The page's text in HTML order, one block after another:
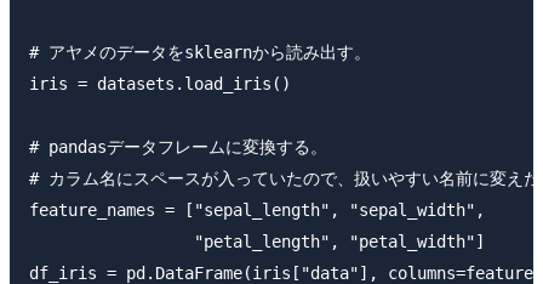
# アヤメのデータをsklearnから読み出す。
iris = datasets.load_iris()
# pandasデータフレームに変換する。
# カラム名にスペースが入っていたので、扱いやすい名前に変え
feature_names = ["sepal_length", "sepal_width",
                 "petal_length", "petal_width"]
df_iris = pd.DataFrame(iris["data"],